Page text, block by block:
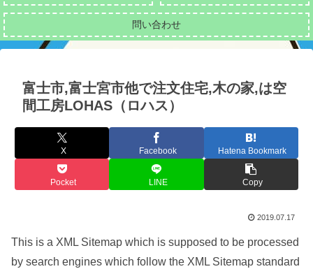
問い合わせ
富士市,富士宮市他で注文住宅,木の家,は空
間工房LOHAS（ロハス）
X Facebook Hatena Bookmark
Pocket LINE Copy
2019.07.17
This is a XML Sitemap which is supposed to be processed
by search engines which follow the XML Sitemap standard